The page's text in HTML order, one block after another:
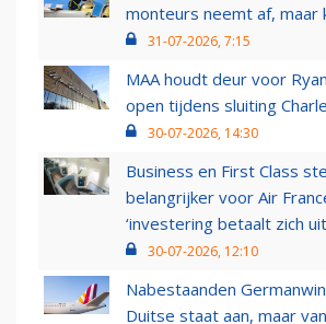
monteurs neemt af, maar
31-07-2026, 7:15
MAA houdt deur voor
open tijdens sluiting
30-07-2026, 14:30
Business en First Class
belangrijker voor Air
‘investering betaalt zich
30-07-2026, 12:10
Nabestaanden
Duitse staat aan, maar